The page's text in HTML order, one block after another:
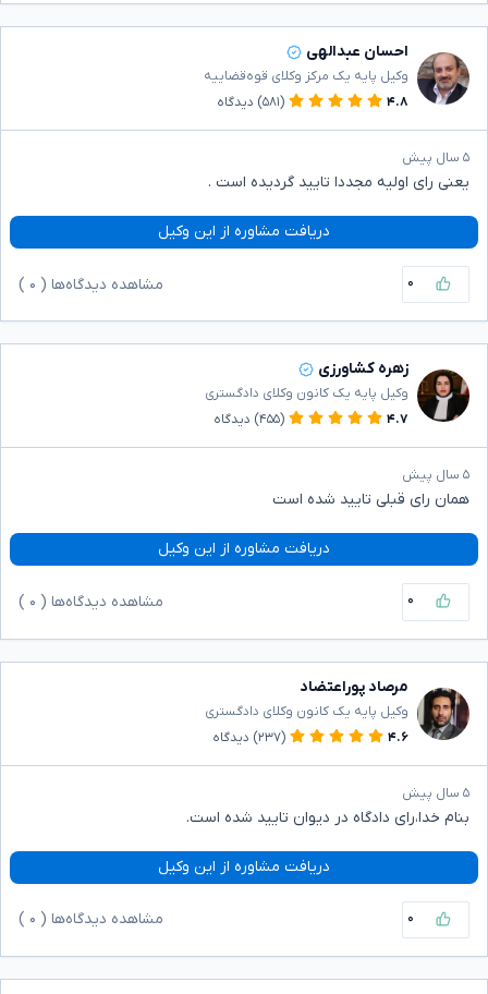
احسان عبدالهی
وکیل پایه یک مرکز وکلای قوه‌قضاییه
۴.۸
(۵۸۱) دیدگاه
۵ سال پیش
یعنی رای اولیه مجددا تایید گردیده است .
دریافت مشاوره از این وکیل
۰ مشاهده دیدگاه‌ها ( ۰
زهره کشاورزی
وکیل پایه یک کانون وکلای دادگستری
۴.۷
(۴۵۵) دیدگاه
۵ سال پیش
همان رای قبلی تایید شده است
دریافت مشاوره از این وکیل
۰ مشاهده دیدگاه‌ها ( ۰
مرصاد پوراعتضاد
وکیل پایه یک کانون وکلای دادگستری
۴.۶
(۲۳۷) دیدگاه
۵ سال پیش
بنام خدا،رای دادگاه در دیوان تایید شده است.
دریافت مشاوره از این وکیل
۰ مشاهده دیدگاه‌ها ( ۰